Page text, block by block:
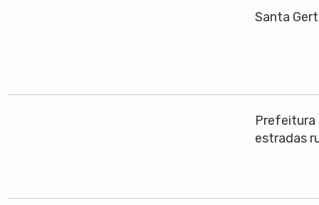
Santa
Prefeitura
estradas